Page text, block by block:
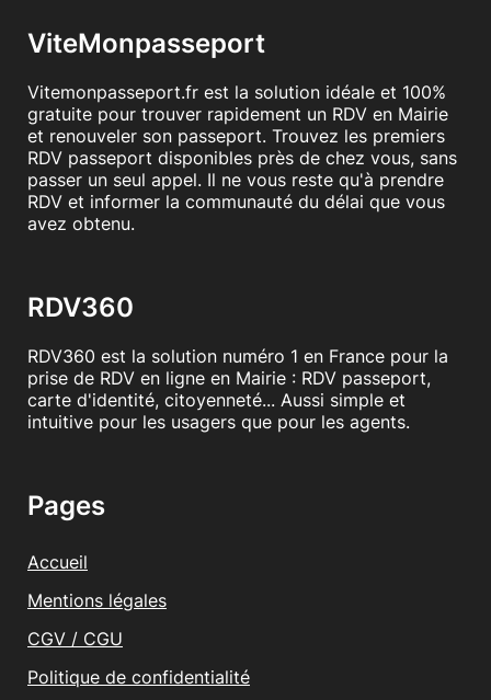
ViteMonpasseport
Vitemonpasseport.fr est la solution idéale et 100%
gratuite pour trouver rapidement un RDV en Mairie
et renouveler son passeport. Trouvez les premiers
RDV passeport disponibles près de chez vous, sans
passer un seul appel. Il ne vous reste qu'à prendre
RDV et informer la communauté du délai que vous
avez obtenu.
RDV360
RDV360 est la solution numéro 1 en France pour la
prise de RDV en ligne en Mairie : RDV passeport,
carte d'identité, citoyenneté... Aussi simple et
intuitive pour les usagers que pour les agents.
Pages
Accueil
Mentions légales
CGV / CGU
Politique de confidentialité